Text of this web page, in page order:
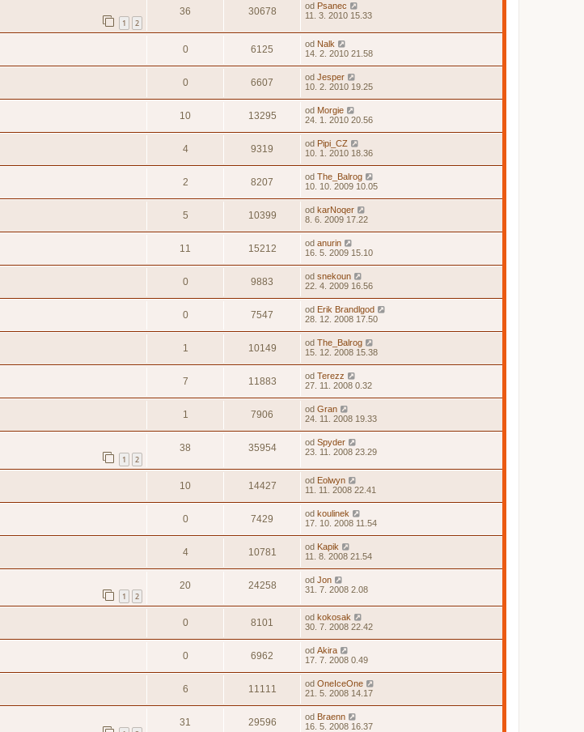
1 2
36 30678 od Psanec
11. 3. 2010 15.33
0 6125 od Nalk
14. 2. 2010 21.58
0 6607 od Jesper
10. 2. 2010 19.25
10 13295 od Morgie
24. 1. 2010 20.56
4 9319 od Pipi_CZ
10. 1. 2010 18.36
2 8207 od The_Balrog
10. 10. 2009 10.05
5 10399 od karNoqer
8. 6. 2009 17.22
11 15212 od anurin
16. 5. 2009 15.10
0 9883 od snekoun
22. 4. 2009 16.56
0 7547 od Erik Brandlgod
28. 12. 2008 17.50
1 10149 od The_Balrog
15. 12. 2008 15.38
7 11883 od Terezz
27. 11. 2008 0.32
1 7906 od Gran
24. 11. 2008 19.33
1 2
38 35954 od Spyder
23. 11. 2008 23.29
10 14427 od Eolwyn
11. 11. 2008 22.41
0 7429 od koulinek
17. 10. 2008 11.54
4 10781 od Kapik
11. 8. 2008 21.54
1 2
20 24258 od Jon
31. 7. 2008 2.08
0 8101 od kokosak
30. 7. 2008 22.42
0 6962 od Akira
17. 7. 2008 0.49
6 11111 od OneIceOne
21. 5. 2008 14.17
31 29596 od Braenn
16. 5. 2008 16.37